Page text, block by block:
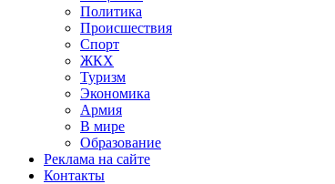
Политика
Происшествия
Спорт
ЖКХ
Туризм
Экономика
Армия
В мире
Образование
Реклама на сайте
Контакты